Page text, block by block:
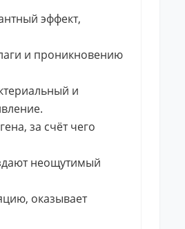
эффект,
и проникновению
и
за счёт чего
неощутимый
оказывает